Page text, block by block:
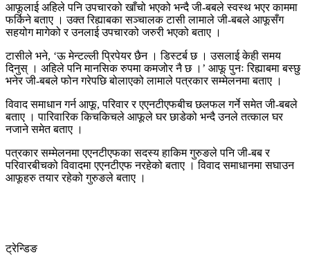
आफूलाई अहिले पनि उपचारको खाँचो भएको भन्दै जी-बबले स्वस्थ भएर काममा
फर्किने बताए । उक्त रिह्याबका सञ्चालक टासी लामाले जी-बबले आफूसँग
सहयोग मागेको र उनलाई उपचारको जरुरी भएको बताए ।
टासीले भने, ‘ऊ मेन्टल्ली प्रिपेयर छैन । डिस्टर्ब छ । उसलाई केही समय
दिनुस् । अहिले पनि मानसिक रुपमा कमजोर नै छ ।’ आफू पुनः रिह्याबमा बस्छु
भनेर जी-बबले फोन गरेपछि बोलाएको लामाले पत्रकार सम्मेलनमा बताए ।
विवाद समाधान गर्न आफू, परिवार र एएनटीएफबीच छलफल गर्ने समेत जी-बबले
बताए । पारिवारिक किचकिचले आफूले घर छाडेको भन्दै उनले तत्काल घर
नजाने समेत बताए ।
पत्रकार सम्मेलनमा एएनटीएफका सदस्य हाकिम गुरुङले पनि जी-बब र
परिवारबीचको विवादमा एएनटीएफ नरहेको बताए । विवाद समाधानमा सघाउन
आफूहरु तयार रहेको गुरुङले बताए ।
ट्रेन्डिङ